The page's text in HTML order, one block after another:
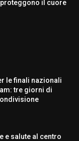
il cuore
le finali nazionali
tre giorni di
e salute al centro